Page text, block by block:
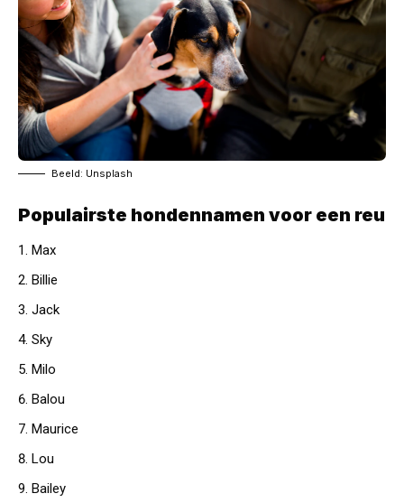
Beeld: Unsplash
Populairste hondennamen voor een reu
Max
Billie
Jack
Sky
Milo
Balou
Maurice
Lou
Bailey